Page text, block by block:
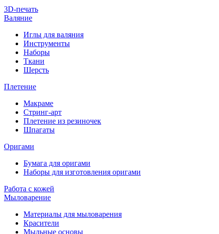
3D-печать
Валяние
Иглы для валяния
Инструменты
Наборы
Ткани
Шерсть
Плетение
Макраме
Стринг-арт
Плетение из резиночек
Шпагаты
Оригами
Бумага для оригами
Наборы для изготовления оригами
Работа с кожей
Мыловарение
Материалы для мыловарения
Красители
Мыльные основы